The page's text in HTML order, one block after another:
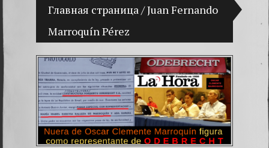
Главная страница/Juan Fernando
Marroquín Pérez
(Español) Mi hijo Vladimir Bitkov, una
Dr.